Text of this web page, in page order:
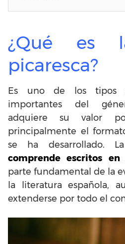
¿Qué es
picaresca?
Es uno de los tipos
importantes del
adquiere su valor
principalmente el
se ha desarrollado.
comprende escritos en
parte fundamental de la
la literatura española,
extenderse por todo el